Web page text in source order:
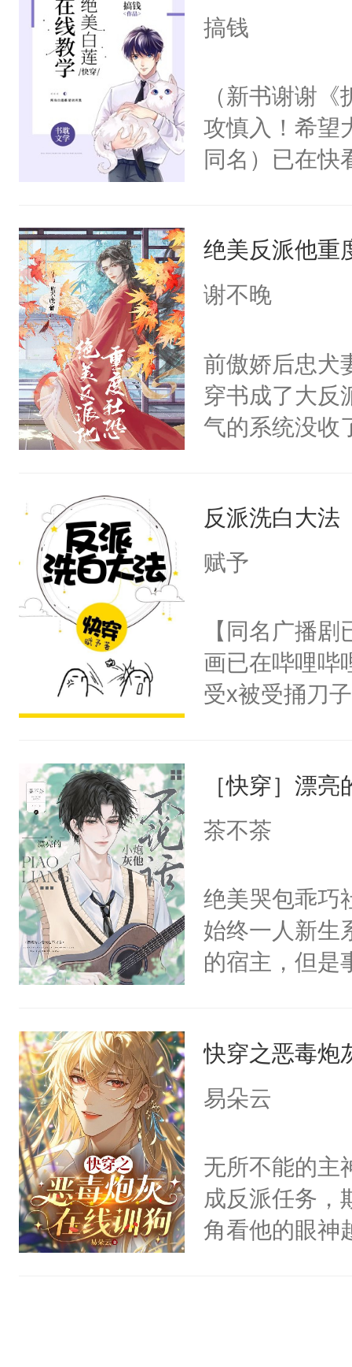
用力——为你
搞钱
（新书谢谢
攻慎入！希望
同名）已在快
成为所有白莲
I，他们决定
莲花可不止有
点脑袋，看着
常见问题一：
教科书版：“
母的微笑：“
留看着面前这
人，突然醒悟
卫天还没亮
腰：“陛下，
不好了！”“那
小白莲：“嘤
胡说，我没碰
不愧是大佬，
悉，嗷？这不
可以先看仙帝
绝美反派他重
谢不晚
前傲娇后忠犬
穿书成了大反
气的系统没收
用见人，因为
言神龙见首不
名蛇蛇，跟
不知道，那小
头，魔尊墨宴
宴：柳折枝你
们竟然欺负
宴：要不你
来……“蛇蛇，
堂魔尊……行
位，当日就抢
神偏执：不许
种威胁手段没
他是社恐，墨
不出去啊
反派洗白大法
赋予
【同名广播
画已在哔哩哔
受x被受捅刀
病，一个个
上了还是无动
间变脸背叛他
的恶事他都对
一个权力滔天
右男主又报复
他说：【您需
年，存活下来
再说一遍。】
［快穿］漂
茶不茶
绝美哭包乖巧
始终一人新生
的宿主，但
你，打他一
右脸欠踹$￥
前，抬手摸了
句：“魂淡！”
血：可爱，
阴恻恻的看着
快穿之恶毒炮
易朵云
无所不能的主
成反派任务，
角看他的眼